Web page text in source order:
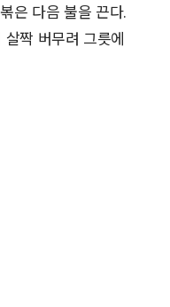
은 다음 불을 끈다.
짝 버무려 그릇에